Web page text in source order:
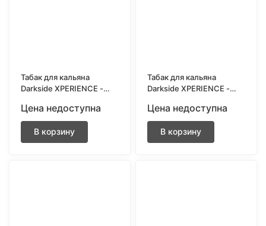
Табак для кальяна
Darkside XPERIENCE -
Виноград, Малина,
Черная Смородина) 25
грамм
Цена недоступна
В корзину
Табак для кальяна
Darkside XPERIENCE -
малина) 25 грамм
Цена недоступна
В корзину